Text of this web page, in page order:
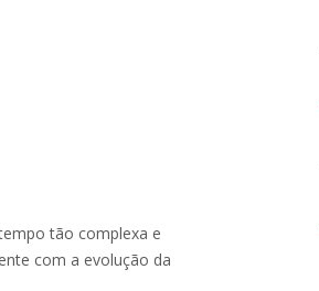
tão complexa e
com a evolução da